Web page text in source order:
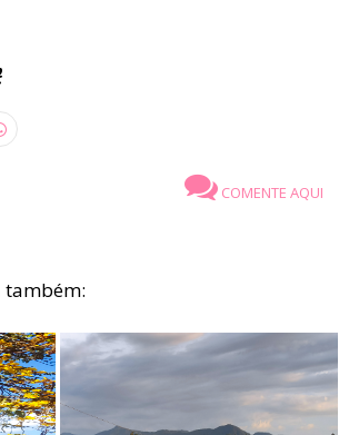
COMENTE AQUI
também: